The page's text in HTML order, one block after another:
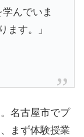
んでいま
ます。」
名古屋市でプ
まず体験授業